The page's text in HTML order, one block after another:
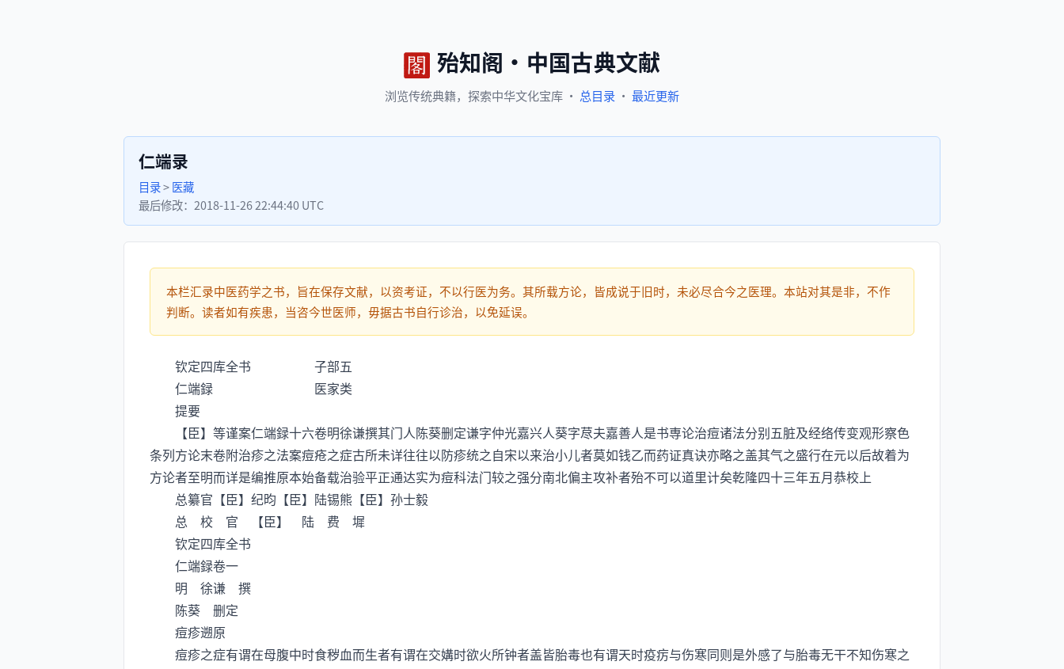
殆知阁 · 中国古典文献
浏览传统典籍， 探索中华文化宝库 · 总目录 · 最近更新
仁端录
目录>医藏
最后修改： 2018-11-26 22:44:40 UTC
本栏汇录中医药学之书，旨在保存文献，以资考证，不以行医为务。其所载方论，皆成说于旧时，未必尽合今之医理。本站对其是非，不作
判断。读者如有疾患，当咨今世医师，毋据古书自行诊治，以免延误。
钦定四库全书 子部五
仁端録 医家类
提要
【臣】等谨案仁端録十六卷明徐谦撰其门人陈葵删定谦字仲光嘉兴人葵字荩夫嘉善人是书専论治痘诸法分别五脏及经络传变观形察色
条列方论末卷附治疹之法案痘疮之症古所未详往往以防疹统之自宋以来治小儿者莫如钱乙而药证真诀亦略之盖其气之盛行在元以后故着为
方论者至明而详是编推原本始备载治验平正通达实为痘科法门较之强分南北偏主攻补者殆不可以道里计矣乾隆四十三年五月恭校上
总纂官【臣】纪昀【臣】陆锡熊【臣】孙士毅
总 校 官 【臣】 陆 费 墀
钦定四库全书
仁端録卷一
明 徐谦 撰
陈葵 删定
痘疹遡原
痘疹之症有谓在母腹中时食秽血而生者有谓在交媾时欲火所钟者盖皆胎毒也有谓天时疫疠与伤寒同则是外感了与胎毒无干不知伤寒之